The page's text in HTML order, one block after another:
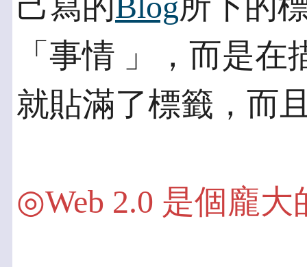
「事情 」，而是
就貼滿了標籤，而
◎Web 2.0 是個龐